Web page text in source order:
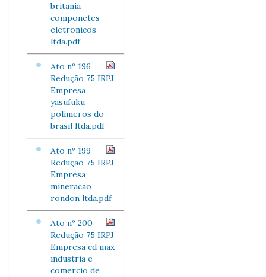
britania
componetes
eletronicos
ltda.pdf
Ato nº 196
Redução 75 IRPJ
Empresa
yasufuku
polimeros do
brasil ltda.pdf
Ato nº 199
Redução 75 IRPJ
Empresa
mineracao
rondon ltda.pdf
Ato nº 200
Redução 75 IRPJ
Empresa cd max
industria e
comercio de